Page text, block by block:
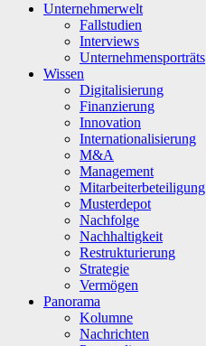
Unternehmerwelt
Fallstudien
Interviews
Unternehmensporträts
Wissen
Digitalisierung
Finanzierung
Innovation
Internationalisierung
M&A
Management
Mitarbeiterbeteiligung
Musterdepot
Nachfolge
Nachhaltigkeit
Restrukturierung
Strategie
Vermögen
Panorama
Kolumne
Nachrichten